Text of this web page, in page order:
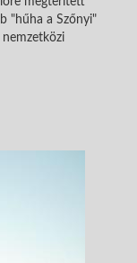
"hűha a Szőnyi"